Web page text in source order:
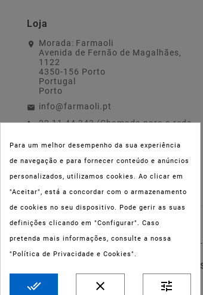
Loja
Morada: Farmaoli
Avenida de Fernão de Magalhães,
1122
4350-156 Porto
Portugal
Porto
info@farmaoli.pt
22 11 44 343 (Chamada para a rede
NIPC:515 801 216
FARMAOLI, Soc. Unip.
Dir. Técnica: Lígia de
Teixeira
Para um melhor desempenho da sua experiência
de navegação e para fornecer conteúdo e anúncios
personalizados, utilizamos cookies. Ao clicar em
"Aceitar", está a concordar com o armazenamento
de cookies no seu dispositivo. Pode gerir as suas
definições clicando em "Configurar". Caso
pretenda mais informações, consulte a nossa
"Política de Privacidade e Cookies".
done_all clear tune